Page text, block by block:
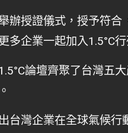
辦授證儀式，授予符合
多企業一起加入1.5°C
論壇齊聚了台灣五
台灣企業在全球氣候